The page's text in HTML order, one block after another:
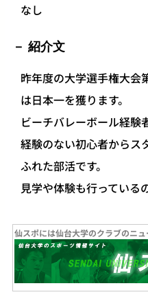
なし
紹介文
昨年度の大学選手権大会
は日本一を獲ります。
ビーチバレーボール経験
経験のない初心者からス
ふれた部活です。
見学や体験も行っている
仙スポには仙台大学のクラブのニ